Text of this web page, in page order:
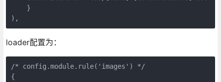
    }
),
loader配置为：
/* config.module.rule('images') */
{